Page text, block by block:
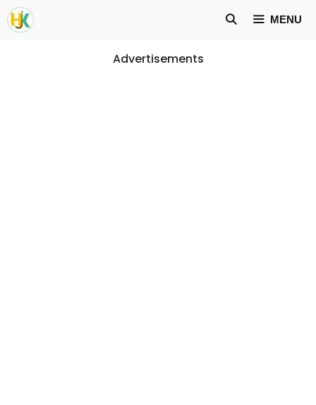
Skip
to
MENU
Advertisements